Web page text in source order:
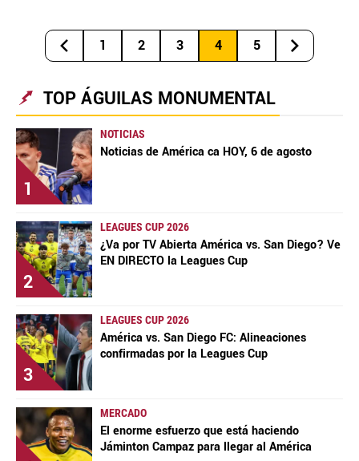
1 2 3 4 5
TOP ÁGUILAS MONUMENTAL
1
NOTICIAS
Noticias de América ca HOY, 6 de agosto
2
LEAGUES CUP 2026
¿Va por TV Abierta América vs. San Diego? Ve
EN DIRECTO la Leagues Cup
3
LEAGUES CUP 2026
América vs. San Diego FC: Alineaciones
confirmadas por la Leagues Cup
MERCADO
El enorme esfuerzo que está haciendo
Jáminton Campaz para llegar al América